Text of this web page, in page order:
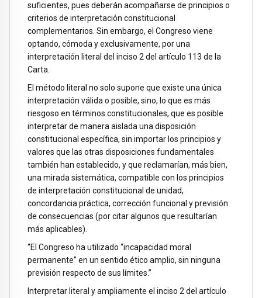
suficientes, pues deberán acompañarse de principios o
criterios de interpretación constitucional
complementarios. Sin embargo, el Congreso viene
optando, cómoda y exclusivamente, por una
interpretación literal del inciso 2 del artículo 113 de la
Carta.
El método literal no solo supone que existe una única
interpretación válida o posible, sino, lo que es más
riesgoso en términos constitucionales, que es posible
interpretar de manera aislada una disposición
constitucional específica, sin importar los principios y
valores que las otras disposiciones fundamentales
también han establecido, y que reclamarían, más bien,
una mirada sistemática, compatible con los principios
de interpretación constitucional de unidad,
concordancia práctica, corrección funcional y previsión
de consecuencias (por citar algunos que resultarían
más aplicables).
“El Congreso ha utilizado “incapacidad moral
permanente” en un sentido ético amplio, sin ninguna
previsión respecto de sus límites.”
Interpretar literal y ampliamente el inciso 2 del artículo